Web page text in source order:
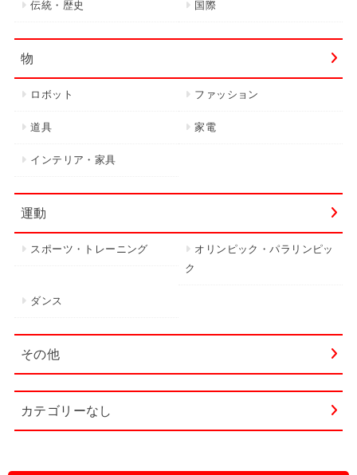
伝統・歴史 国際
物
ロボット ファッション
道具 家電
インテリア・家具
運動
スポーツ・トレーニング
オリンピック・パラリンピッ
ク
ダンス
その他
カテゴリーなし